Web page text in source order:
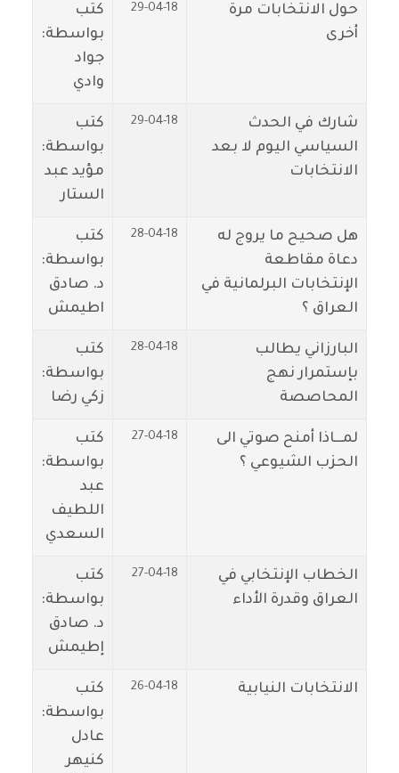
حول الانتخابات مرة
أخرى
29-04-18
كتب
بواسطة:
جواد
وادي
شارك في الحدث
السياسي اليوم لا بعد
الانتخابات
29-04-18
كتب
بواسطة:
مؤيد عبد
الستار
هل صحيح ما يروج له
دعاة مقاطعة
الإنتخابات البرلمانية في
العراق ؟
28-04-18
كتب
بواسطة:
د. صادق
اطيمش
البارزاني يطالب
بإستمرار نهج
المحاصصة
28-04-18
كتب
بواسطة:
زكي رضا
لمـــاذا أمنح صوتي الى
الحزب الشيوعي ؟
27-04-18
كتب
بواسطة:
عبد
اللطيف
السعدي
الخطاب الإنتخابي في
العراق وقدرة الأداء
27-04-18
كتب
بواسطة:
د. صادق
إطيمش
الانتخابات النيابية 26-04-18
كتب
بواسطة:
عادل
كنيهر